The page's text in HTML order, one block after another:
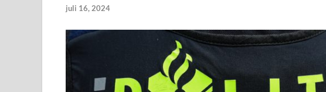
juli 16, 2024